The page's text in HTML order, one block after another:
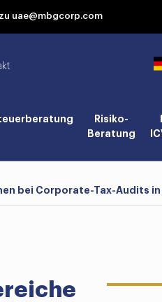
uae@mbgcorp.com
Risiko-
Beratung
bei Corporate-Tax-Audits in